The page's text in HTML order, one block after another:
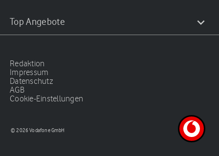
Top Angebote
Redaktion
Impressum
Datenschutz
AGB
Cookie-Einstellungen
© 2026 Vodafone GmbH